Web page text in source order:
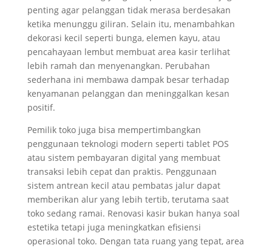
penting agar pelanggan tidak merasa berdesakan
ketika menunggu giliran. Selain itu, menambahkan
dekorasi kecil seperti bunga, elemen kayu, atau
pencahayaan lembut membuat area kasir terlihat
lebih ramah dan menyenangkan. Perubahan
sederhana ini membawa dampak besar terhadap
kenyamanan pelanggan dan meninggalkan kesan
positif.
Pemilik toko juga bisa mempertimbangkan
penggunaan teknologi modern seperti tablet POS
atau sistem pembayaran digital yang membuat
transaksi lebih cepat dan praktis. Penggunaan
sistem antrean kecil atau pembatas jalur dapat
memberikan alur yang lebih tertib, terutama saat
toko sedang ramai. Renovasi kasir bukan hanya soal
estetika tetapi juga meningkatkan efisiensi
operasional toko. Dengan tata ruang yang tepat, area